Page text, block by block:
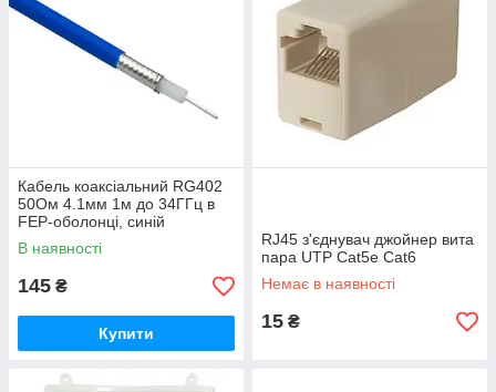
Кабель коаксіальний RG402
50Ом 4.1мм 1м до 34ГГц в
FEP-оболонці, синій
В наявності
145 ₴
Купити
RJ45 з'єднувач джойнер вита
пара UTP Cat5e Cat6
Немає в наявності
15 ₴